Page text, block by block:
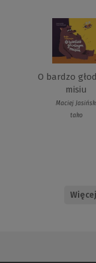
O bardzo
misiu
Maciej
tako
Więcej